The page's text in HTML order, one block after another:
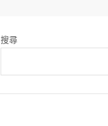
搜尋